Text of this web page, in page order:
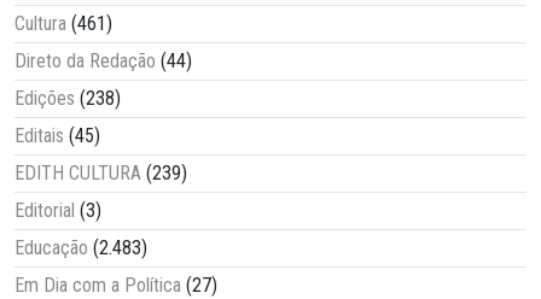
Cultura (461)
Direto da Redação (44)
Edições (238)
Editais (45)
EDITH CULTURA (239)
Editorial (3)
Educação (2.483)
Em Dia com a Política (27)